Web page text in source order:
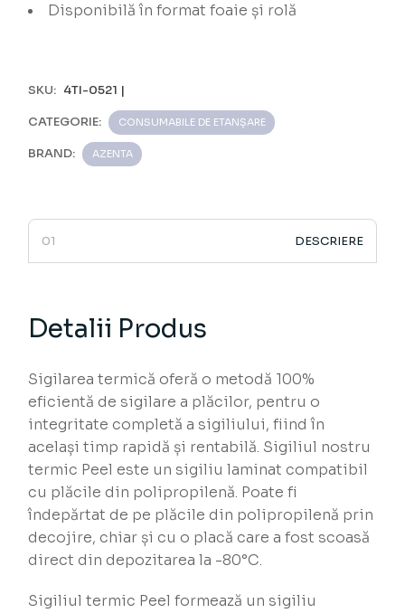
Disponibilă în format foaie și rolă
SKU: 4TI-0521 |
CATEGORIE: CONSUMABILE DE ETANȘARE
BRAND: AZENTA
DESCRIERE
Detalii Produs
Sigilarea termică oferă o metodă 100%
eficientă de sigilare a plăcilor, pentru o
integritate completă a sigiliului, fiind în
același timp rapidă și rentabilă. Sigiliul nostru
termic Peel este un sigiliu laminat compatibil
cu plăcile din polipropilenă. Poate fi
îndepărtat de pe plăcile din polipropilenă prin
decojire, chiar și cu o placă care a fost scoasă
direct din depozitarea la -80°C.
Sigiliul termic Peel formează un sigiliu